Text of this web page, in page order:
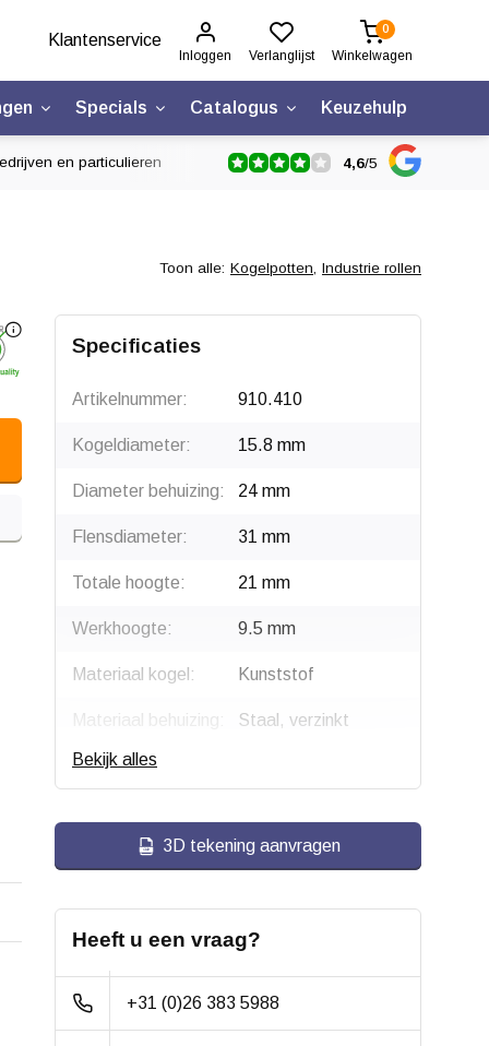
Klantenservice
Inloggen Verlanglijst
0
Winkelwagen
Specials Catalogus Keuzehulp
en particulieren 4,6/5
Toon alle: Kogelpotten, Industrie rollen
Klik om te draaienSpecificaties
Artikelnummer: 910.410
Kogeldiameter: 15.8 mm
Diameter behuizing: 24 mm
Flensdiameter: 31 mm
Totale hoogte: 21 mm
Werkhoogte: 9.5 mm
Materiaal kogel: Kunststof
Materiaal behuizing: Staal, verzinkt
Draagvermogen:
Bekijk alles
3D tekening aanvragen
Heeft u een vraag?
+31 (0)26 383 5988